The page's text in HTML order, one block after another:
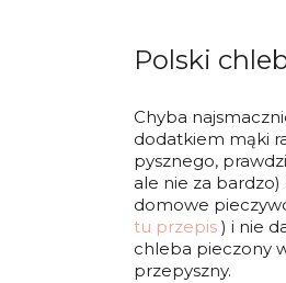
Polski
Chyba
dodatkiem mąki
pysznego,
ale nie za
domowe
tu przepis ) i nie
chleba pieczony
przepyszny.